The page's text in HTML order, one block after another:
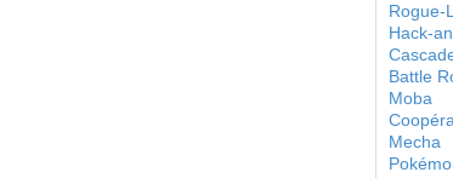
Rogue-
Hack-
Battle
Moba
Mecha